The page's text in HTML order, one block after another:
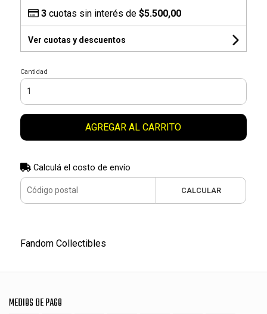
3cuotas sin interés de $5.500,00
Ver cuotas y descuentos
Cantidad
AGREGAR AL CARRITO
Calculá el costo de envío
CALCULAR
Fandom Collectibles
MEDIOS DE PAGO